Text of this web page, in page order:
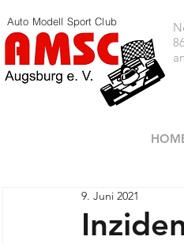
Auto Modell Sport Club
9. Juni 2021